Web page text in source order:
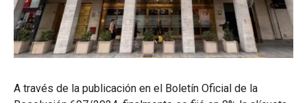
A través de la publicación en el Boletín Oficial de la